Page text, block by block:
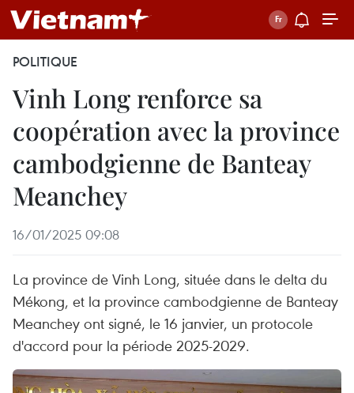
POLITIQUE
Vinh Long renforce sa
coopération avec la province
cambodgienne de Banteay
Meanchey
16/01/2025 09:08
La province de Vinh Long, située dans le delta du
Mékong, et la province cambodgienne de Banteay
Meanchey ont signé, le 16 janvier, un protocole
d'accord pour la période 2025-2029.